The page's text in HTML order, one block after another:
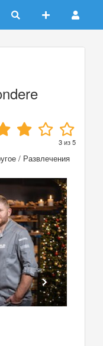
3из5
/ Развлечения